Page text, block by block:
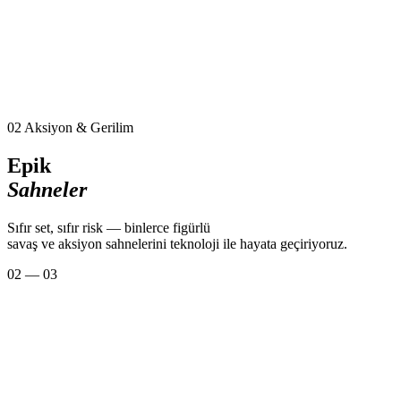
02Aksiyon & Gerilim
Epik
Sahneler
Sıfır set, sıfır risk — binlerce figürlü
savaş ve aksiyon sahnelerini teknoloji ile hayata geçiriyoruz.
02 — 03